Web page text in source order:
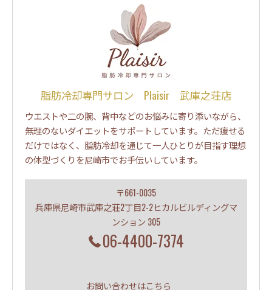
脂肪冷却専門サロン Plaisir 武庫之荘店
ウエストや二の腕、背中などのお悩みに寄り添いながら、
無理のないダイエットをサポートしています。ただ痩せる
だけではなく、脂肪冷却を通じて一人ひとりが目指す理想
の体型づくりを尼崎市でお手伝いしています。
〒661-0035
兵庫県尼崎市武庫之荘2丁目2-2ヒカルビルディングマ
ンション 305
06-4400-7374
お問い合わせはこちら